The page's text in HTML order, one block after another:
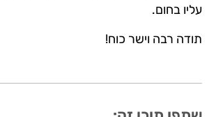
עליו בחום.
תודה רבה וישר כוח!